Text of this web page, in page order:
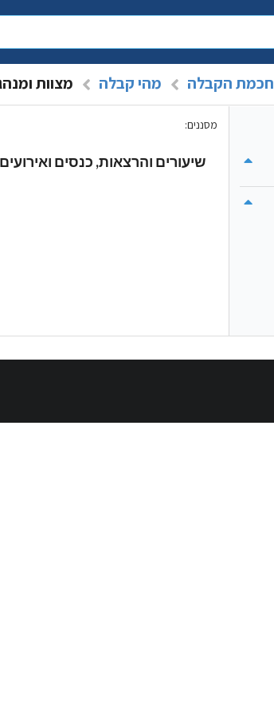
חכמת הקבלה מהי קבלה מצוות
מסננים:
שיעורים והרצאות, כנסים ואירועים,